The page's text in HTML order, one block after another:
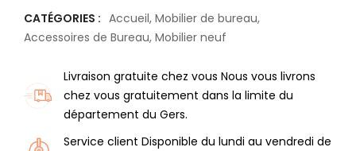
CATÉGORIES : Accueil, Mobilier de bureau,
Accessoires de Bureau, Mobilier neuf
Livraison gratuite chez vous Nous vous livrons
chez vous gratuitement dans la limite du
département du Gers.
Service client Disponible du lundi au vendredi de